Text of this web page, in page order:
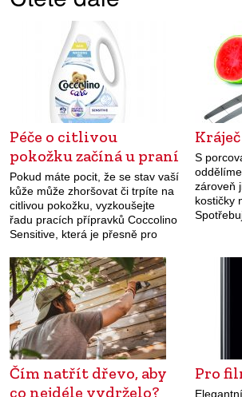
Péče o citlivou
pokožku začíná u praní
Pokud máte pocit, že se stav vaší
kůže může zhoršovat či trpíte na
citlivou pokožku, vyzkoušejte
řadu pracích přípravků Coccolino
Sensitive, která je přesně pro
Zahrnuje prací gel a aviváž.
S
zároveň
kostičky
Čím natřít dřevo, aby
co nejdéle vydrželo?
Pro